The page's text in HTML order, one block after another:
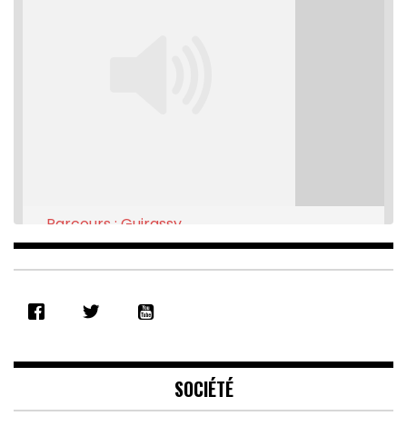
RSS FEED
EMBED
Parcours : Guirassy
Feb 16, 2021 • 28:08
SOCIÉTÉ